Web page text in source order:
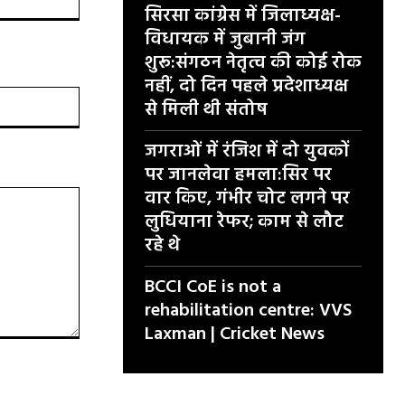
सिरसा कांग्रेस में जिलाध्यक्ष-
विधायक में जुबानी जंग
शुरू:संगठन नेतृत्व की कोई रोक
नहीं, दो दिन पहले प्रदेशाध्यक्ष
से मिली थी संतोष
जगराओं में रंजिश में दो युवकों
पर जानलेवा हमला:सिर पर
वार किए, गंभीर चोट लगने पर
लुधियाना रेफर; काम से लौट
रहे थे
BCCI CoE is not a
rehabilitation centre: VVS
Laxman | Cricket News